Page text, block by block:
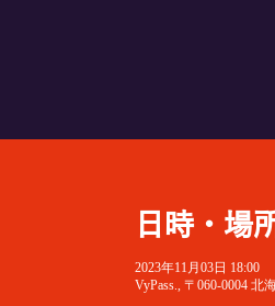
日時・場
2023年11月03日 18:00
VyPass., 〒060-0004